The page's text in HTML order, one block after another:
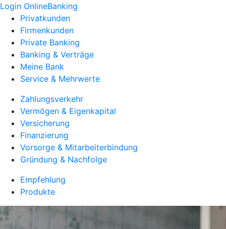
Login OnlineBanking
Privatkunden
Firmenkunden
Private Banking
Banking & Verträge
Meine Bank
Service & Mehrwerte
Zahlungsverkehr
Vermögen & Eigenkapital
Versicherung
Finanzierung
Vorsorge & Mitarbeiterbindung
Gründung & Nachfolge
Empfehlung
Produkte